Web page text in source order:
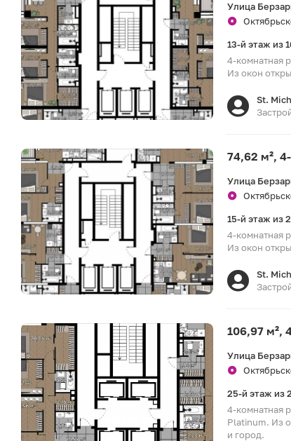
Улица
13-й этаж из
4-комнатная
Из окон
St.
74,62 м²,
Улица
15-й этаж из
4-комнатная
Из окон
St.
106,97 м²,
Улица
25-й этаж из
4-комнатная
Platinum. Из
и город.